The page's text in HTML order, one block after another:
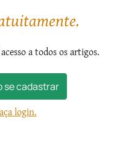
a todos os artigos.
se cadastrar
login.